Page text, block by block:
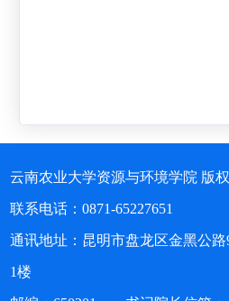
云南农业大学资源与环境学院 版
联系电话：0871-65227651
通讯地址：昆明市盘龙区金黑公
1楼